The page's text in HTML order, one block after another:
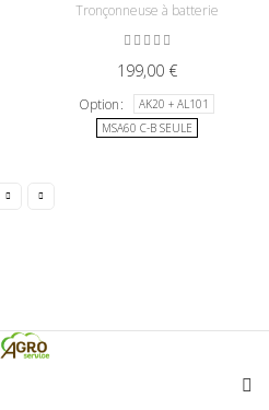
Tronçonneuse à batterie
199,00 €
Option
AK20 + AL101
MSA60 C-B SEULE